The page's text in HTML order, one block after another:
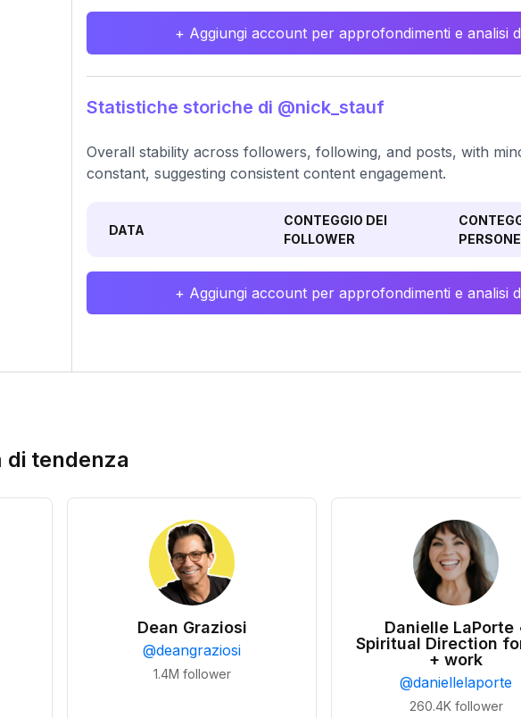
+ Aggiungi account per approfondimenti e analisi
Statistiche storiche di @nick_stauf
Overall stability across followers, following, and posts, with
constant, suggesting consistent content engagement.
DATA
CONTEGGIO DEI
FOLLOWER
+ Aggiungi account per approfondimenti e analisi
tendenza
Dean Graziosi
@deangraziosi
1.4M follower
Danielle LaPorte
Spiritual Direction
+ work
@daniellelaporte
260.4K follower